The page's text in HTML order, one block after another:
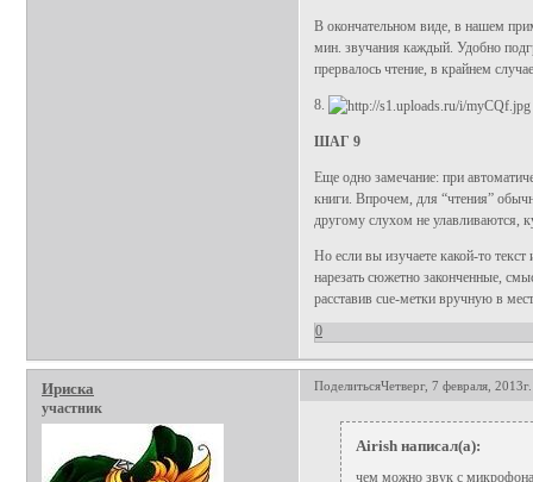
В окончательном виде, в нашем
мин. звучания каждый. Удобно
прервалось чтение, в крайнем
8.
ШАГ 9
Еще одно замечание: при
книги. Впрочем, для “чтения”
другому слухом не улавливаются,
Но если вы изучаете какой-то
нарезать сюжетно законченные,
расставив cue-метки вручную в
0
ПоделитьсяЧетверг, 7 февраля,
Ириска
участник
Airish написал(а):
чем можно звук с микрофона